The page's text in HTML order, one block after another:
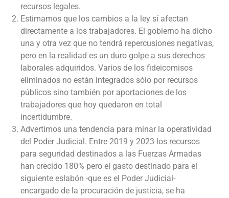
recursos legales.
Estimamos que los cambios a la ley sí afectan
directamente a los trabajadores. El gobierno ha dicho
una y otra vez que no tendrá repercusiones negativas,
pero en la realidad es un duro golpe a sus derechos
laborales adquiridos. Varios de los fideicomisos
eliminados no están integrados sólo por recursos
públicos sino también por aportaciones de los
trabajadores que hoy quedaron en total
incertidumbre.
Advertimos una tendencia para minar la operatividad
del Poder Judicial. Entre 2019 y 2023 los recursos
para seguridad destinados a las Fuerzas Armadas
han crecido 180% pero el gasto destinado para el
siguiente eslabón -que es el Poder Judicial-
encargado de la procuración de justicia, se ha